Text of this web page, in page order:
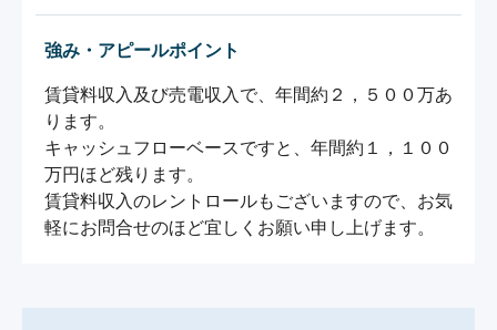
強み・アピールポイント
賃貸料収入及び売電収入で、年間約２，５００万あ
ります。
キャッシュフローベースですと、年間約１，１００
万円ほど残ります。
賃貸料収入のレントロールもございますので、お気
軽にお問合せのほど宜しくお願い申し上げます。